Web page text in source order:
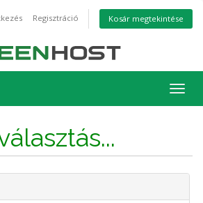
Regisztráció Kosár megtekintése
a